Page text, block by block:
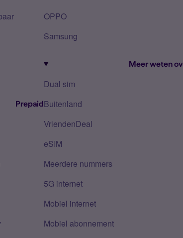
Prepaid
OPPO
Samsung
Meer weten
Dual sim
Buitenland
VriendenDeal
eSIM
Meerdere nummers
5G internet
Mobiel internet
Mobiel abonnement